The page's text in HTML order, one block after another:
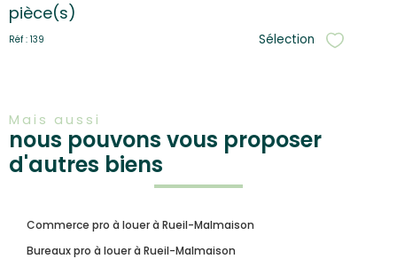
pièce(s)
Réf : 139 Sélection
Mais aussi
nous pouvons vous proposer
d'autres biens
Commerce pro à louer à Rueil-Malmaison
Bureaux pro à louer à Rueil-Malmaison